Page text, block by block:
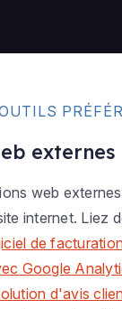
externes
web
internet. Liez
de
Google
d'avis